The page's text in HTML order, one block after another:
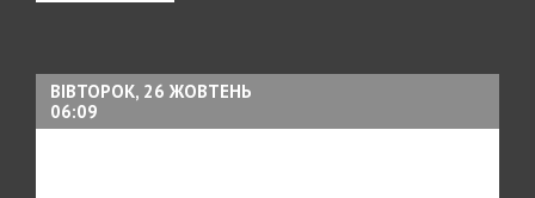
ПУБЛІКАЦІЇ
ВІВТОРОК, 26 ЖОВТЕНЬ
06:09